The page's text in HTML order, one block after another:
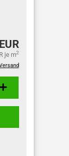
je m2